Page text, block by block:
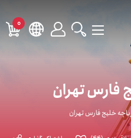
0
فارس تهران
خلیج فارس تهران